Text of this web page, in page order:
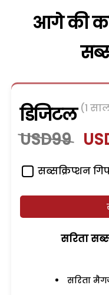
आगे की
डिजिटल (1
USD99
सब्सक्रिप्शन
सरिता
सरिता